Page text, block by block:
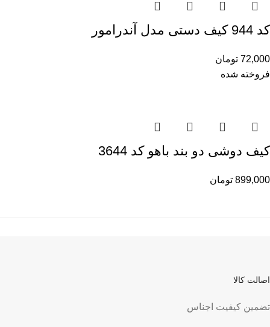
کد 944 کیف دستی مدل آندرامور
72,000 تومان
فروخته شده
کیف دوشی دو بند باهو کد 3644
899,000 تومان
اصالت کالا
تضمین کیفیت اجناس